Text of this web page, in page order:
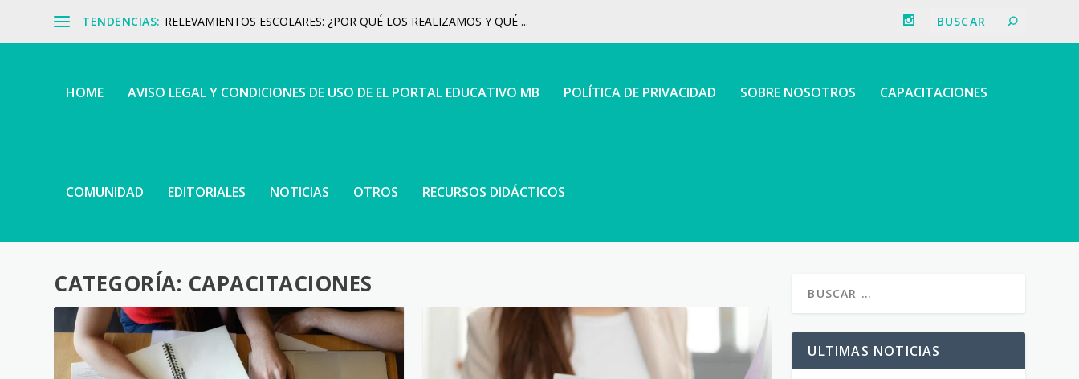
TENDENCIAS: RELEVAMIENTOS ESCOLARES: ¿POR QUÉ LOS REALIZAMOS Y QUÉ ...
HOME AVISO LEGAL Y CONDICIONES DE USO DE EL PORTAL EDUCATIVO MB POLÍTICA DE PRIVACIDAD SOBRE NOSOTROS CAPACITACIONES
COMUNIDAD EDITORIALES NOTICIAS OTROS RECURSOS DIDÁCTICOS
CATEGORÍA: CAPACITACIONES
ULTIMAS NOTICIAS